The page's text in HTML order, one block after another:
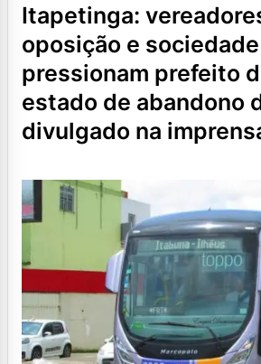
itapetinga: vereadores de
oposição e sociedade
pressionam prefeito
estado de abandono
divulgado na